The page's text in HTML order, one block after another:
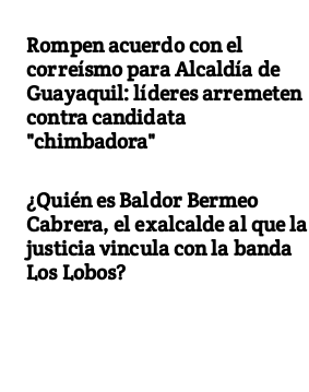
Rompen acuerdo con el
correísmo para Alcaldía de
Guayaquil: líderes arremeten
contra candidata
"chimbadora"
¿Quién es Baldor Bermeo
Cabrera, el exalcalde al que la
justicia vincula con la banda
Los Lobos?